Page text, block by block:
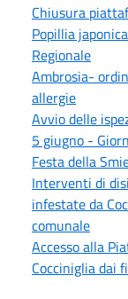
Chiusura
Popillia
Regionale
Ambrosia-
allergie
Avvio delle
5 giugno -
Festa della
Interventi di
infestate da
comunale
Accesso alla
Cocciniglia dai